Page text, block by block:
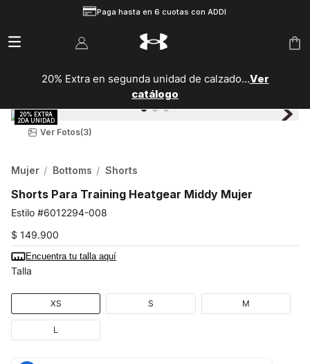
Paga hasta en 6 cuotas con ADDI
20% Extra en segunda unidad de calzado...Ver
catálogo
Ver Fotos(3)
Mujer Bottoms Shorts
Shorts Para Training Heatgear Middy Mujer
6012294-008
$ 149.900
Encuentra tu talla aquí
Talla
XS S M
L